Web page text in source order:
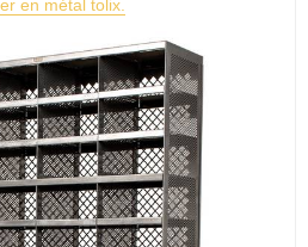
en métal tolix.